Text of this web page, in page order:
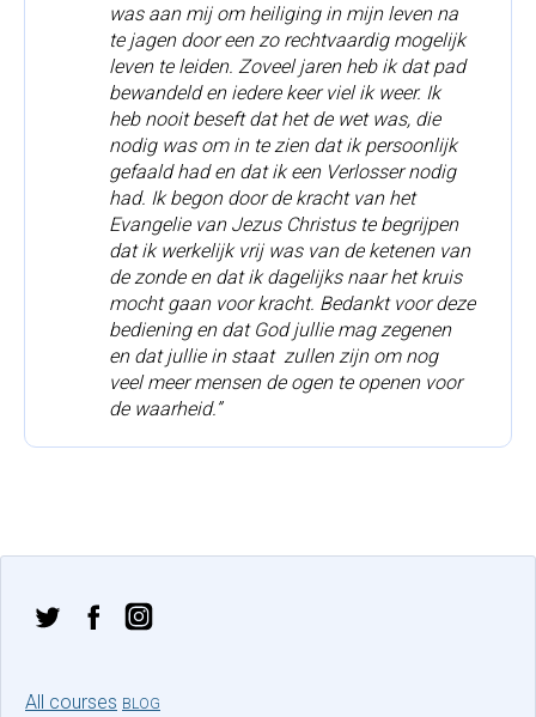
was aan mij om heiliging in mijn leven na
te jagen door een zo rechtvaardig mogelijk
leven te leiden. Zoveel jaren heb ik dat pad
bewandeld en iedere keer viel ik weer. Ik
heb nooit beseft dat het de wet was, die
nodig was om in te zien dat ik persoonlijk
gefaald had en dat ik een Verlosser nodig
had. Ik begon door de kracht van het
Evangelie van Jezus Christus te begrijpen
dat ik werkelijk vrij was van de ketenen van
de zonde en dat ik dagelijks naar het kruis
mocht gaan voor kracht. Bedankt voor deze
bediening en dat God jullie mag zegenen
en dat jullie in staat  zullen zijn om nog
veel meer mensen de ogen te openen voor
de waarheid.”
All courses BLOG